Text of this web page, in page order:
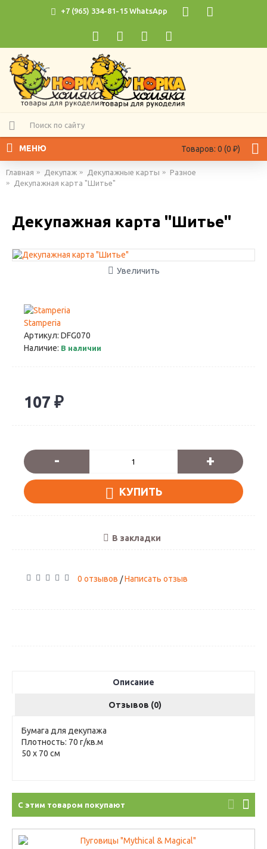
+7 (965) 334-81-15 WhatsApp
Товаров: 0 (0 ₽)
МЕНЮ
Главная Декупаж Декупажные карты
Разное
Декупажная карта "Шитье"
Декупажная карта "Шитье"
Увеличить
Stamperia
Артикул: DFG070
Наличие: В наличии
107 ₽
- +
КУПИТЬ
В закладки
0 отзывов /Написать отзыв
Описание
Отзывов (0)
Бумага для декупажа
Плотность: 70 г/кв.м
50 х 70 см
С этим товаром покупают